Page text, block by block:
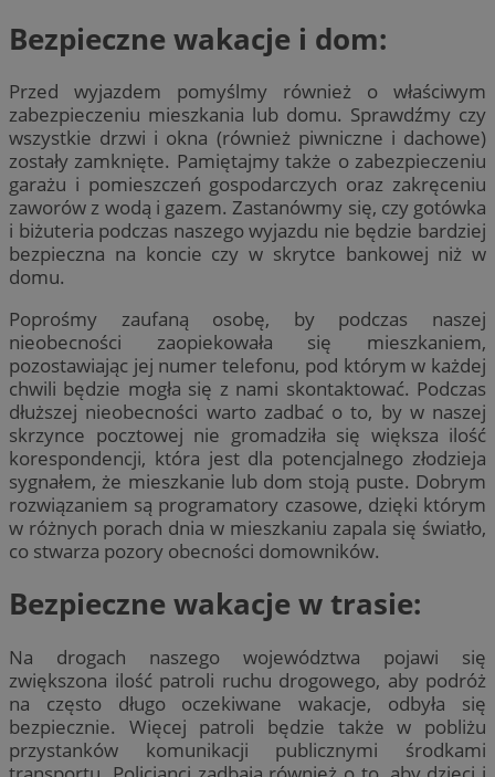
Bezpieczne wakacje i dom:
Przed wyjazdem pomyślmy również o właściwym
zabezpieczeniu mieszkania lub domu. Sprawdźmy czy
wszystkie drzwi i okna (również piwniczne i dachowe)
zostały zamknięte. Pamiętajmy także o zabezpieczeniu
garażu i pomieszczeń gospodarczych oraz zakręceniu
zaworów z wodą i gazem. Zastanówmy się, czy gotówka
i biżuteria podczas naszego wyjazdu nie będzie bardziej
bezpieczna na koncie czy w skrytce bankowej niż w
domu.
Poprośmy zaufaną osobę, by podczas naszej
nieobecności zaopiekowała się mieszkaniem,
pozostawiając jej numer telefonu, pod którym w każdej
chwili będzie mogła się z nami skontaktować. Podczas
dłuższej nieobecności warto zadbać o to, by w naszej
skrzynce pocztowej nie gromadziła się większa ilość
korespondencji, która jest dla potencjalnego złodzieja
sygnałem, że mieszkanie lub dom stoją puste. Dobrym
rozwiązaniem są programatory czasowe, dzięki którym
w różnych porach dnia w mieszkaniu zapala się światło,
co stwarza pozory obecności domowników.
Bezpieczne wakacje w trasie:
Na drogach naszego województwa pojawi się
zwiększona ilość patroli ruchu drogowego, aby podróż
na często długo oczekiwane wakacje, odbyła się
bezpiecznie. Więcej patroli będzie także w pobliżu
przystanków komunikacji publicznymi środkami